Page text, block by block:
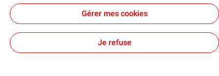
Accessibilité : partiellement conforme
techniques nécessaires au bon fonctionnement du site
seront utilisés. Pour plus d’informations, vous pouvez
traceurs ».
Gérer mes cookies
Je refuse